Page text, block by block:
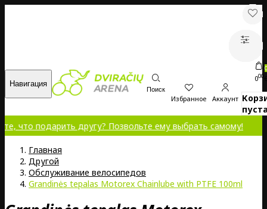
Навигация
Поиск
Избранное Аккаунт
0
000
другу? Позвольте ему выбрать самому!
Главная
Другой
Обслуживание велосипедов
Grandinės tepalas Motorex Chainlube with PTFE 100ml